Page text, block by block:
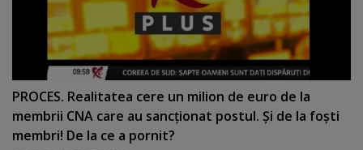
PROCES. Realitatea cere un milion de euro de la
membrii CNA care au sancţionat postul. Şi de la foşti
membri! De la ce a pornit?